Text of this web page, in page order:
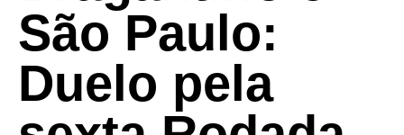
São Paulo:
Duelo pela